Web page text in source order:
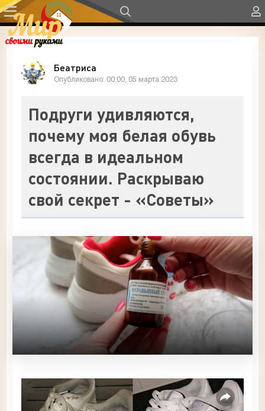
Беатриса
Опубликовано: 00:00, 05 марта 2023
Подруги удивляются,
почему моя белая обувь
всегда в идеальном
состоянии. Раскрываю
свой секрет - «Советы»